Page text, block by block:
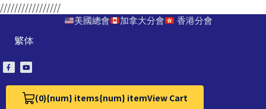
/////////////////
美國總會 加拿大分會 香港分會
繁体
(0)
View Cart 0{num} items{num} itemView Cart